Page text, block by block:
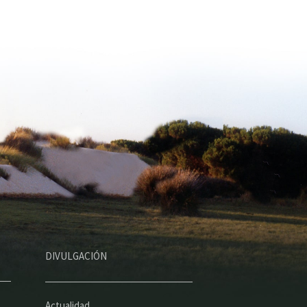
DIVULGACIÓN